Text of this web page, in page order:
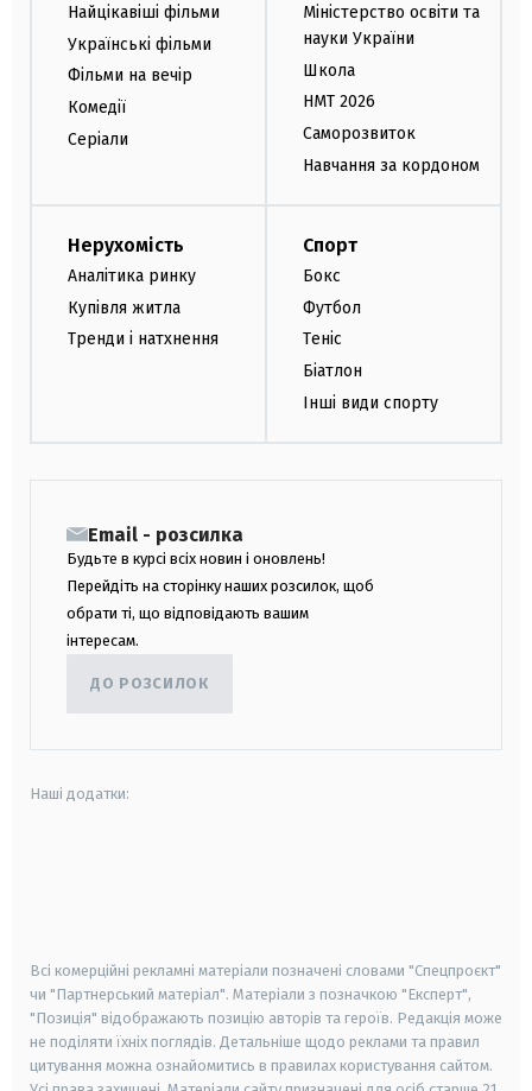
Найцікавіші фільми
Українські фільми
Фільми на вечір
Комедії
Серіали
Міністерство освіти та
науки України
Школа
НМТ 2026
Саморозвиток
Навчання за кордоном
Нерухомість
Аналітика ринку
Купівля житла
Тренди і натхнення
Спорт
Бокс
Футбол
Теніс
Біатлон
Інші види спорту
Email - розсилка
Будьте в курсі всіх новин і оновлень!
Перейдіть на сторінку наших розсилок, щоб
обрати ті, що відповідають вашим
інтересам.
ДО РОЗСИЛОК
Наші додатки:
Всі комерційні рекламні матеріали позначені словами "Спецпроєкт"
чи "Партнерський матеріал". Матеріали з позначкою "Експерт",
"Позиція" відображають позицію авторів та героїв. Редакція може
не поділяти їхніх поглядів. Детальніше щодо реклами та правил
цитування можна ознайомитись в правилах користування сайтом.